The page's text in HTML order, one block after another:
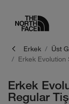
Erkek
Üst
Erkek Evolution
Erkek
Regular